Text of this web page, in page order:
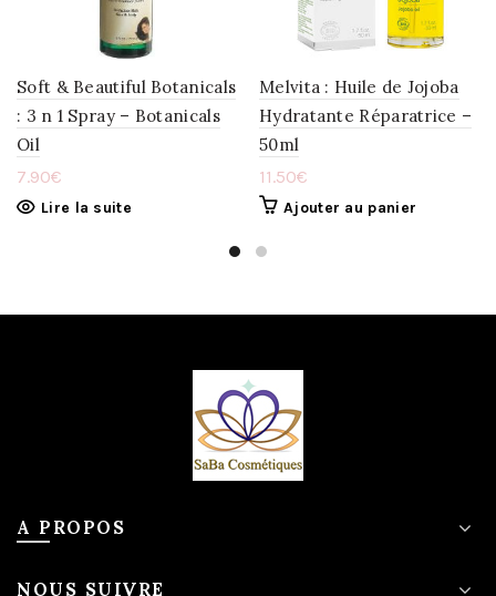
Soft & Beautiful Botanicals
: 3 n 1 Spray – Botanicals
Oil
7.90€
Lire la suite
Melvita : Huile de Jojoba
Hydratante Réparatrice –
50ml
11.50€
Ajouter au panier
A PROPOS